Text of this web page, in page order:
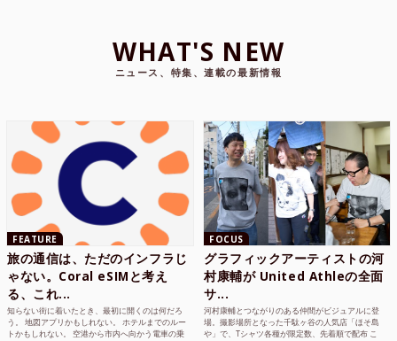
WHAT'S NEW
ニュース、特集、連載の最新情報
FEATURE
旅の通信は、ただのインフラじ
ゃない。Coral eSIMと考え
る、これ...
知らない街に着いたとき、最初に開くのは何だろ
う。 地図アプリかもしれない。 ホテルまでのルー
トかもしれない。 空港から市内へ向かう電車の乗
FOCUS
グラフィックアーティストの河
村康輔が United Athleの全面
サ...
河村康輔とつながりのある仲間がビジュアルに登
場。撮影場所となった千駄ヶ谷の人気店「ほそ島
や」で、Tシャツ各種が限定数、先着順で配布 こ